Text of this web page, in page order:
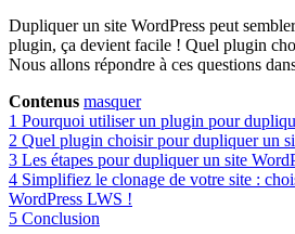
Dupliquer un site WordPress peut
plugin, ça devient facile ! Quel plugin
Nous allons répondre à ces questions
Contenus masquer
1 Pourquoi utiliser un plugin pour
2 Quel plugin choisir pour dupliquer un
3 Les étapes pour dupliquer un site
4 Simplifiez le clonage de votre site :
WordPress LWS !
5 Conclusion